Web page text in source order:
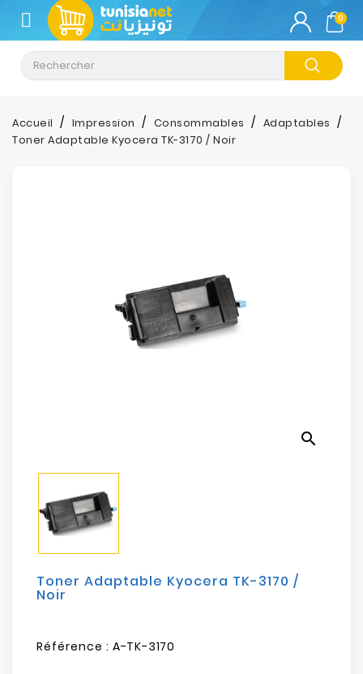
CATÉGORIE
Climatisation
Informatique
Sécurité
Mobilités
0
Accueil Impression Consommables
Adaptables
Toner Adaptable Kyocera TK-3170 / Noir
search
Toner Adaptable Kyocera TK-3170 /
Noir
Référence : A-TK-3170